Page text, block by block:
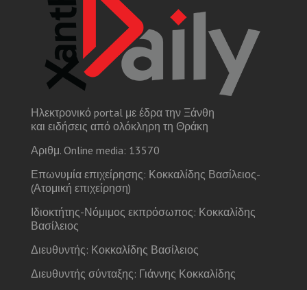
Ηλεκτρονικό portal με έδρα την Ξάνθη
και ειδήσεις από ολόκληρη τη Θράκη
Αριθμ. Online media: 13570
Επωνυμία επιχείρησης: Κοκκαλίδης Βασίλειος-
(Ατομική επιχείρηση)
Ιδιοκτήτης-Νόμιμος εκπρόσωπος: Κοκκαλίδης
Βασίλειος
Διευθυντής: Κοκκαλίδης Βασίλειος
Διευθυντής σύνταξης: Γιάννης Κοκκαλίδης